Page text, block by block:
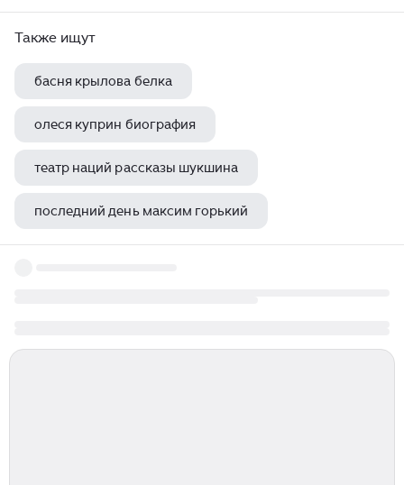
Также ищут
басня крылова белка
олеся куприн биография
театр наций рассказы шукшина
последний день максим горький